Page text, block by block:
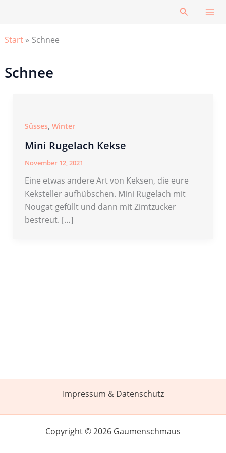
Suchen
Start Schnee
Schnee
Süsses, Winter
Mini Rugelach Kekse
November 12, 2021
Eine etwas andere Art von Keksen, die eure
Keksteller aufhübschen. Mini Rugelach mit
Nougat gefüllt und dann mit Zimtzucker
bestreut. […]
Impressum & Datenschutz
Copyright © 2026 Gaumenschmaus